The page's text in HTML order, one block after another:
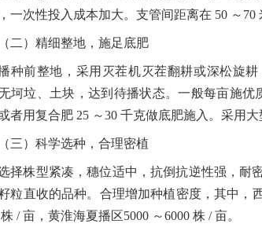
一次性投入成本加大。支管间距离在 50 ～ 70
（二）精细整地，施足底肥
种前整地，采用灭茬机灭茬翻耕或深松旋
坷垃、土块，达到待播状态。一般每亩施优
者用复合肥 25 ～30 千克做底肥施入。采用大
（三）科学选种，合理密植
择株型紧凑，穗位适中，抗倒抗逆性强，耐
粒直收的品种。合理增加种植密度，其中，
株 /亩，黄淮海夏播区5000 ～6000 株 /亩。